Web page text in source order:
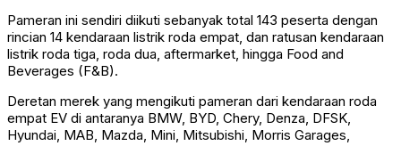
Pameran ini sendiri diikuti sebanyak total 143 peserta dengan
rincian 14 kendaraan listrik roda empat, dan ratusan kendaraan
listrik roda tiga, roda dua, aftermarket, hingga Food and
Beverages (F&B).
Deretan merek yang mengikuti pameran dari kendaraan roda
empat EV di antaranya BMW, BYD, Chery, Denza, DFSK,
Hyundai, MAB, Mazda, Mini, Mitsubishi, Morris Garages,